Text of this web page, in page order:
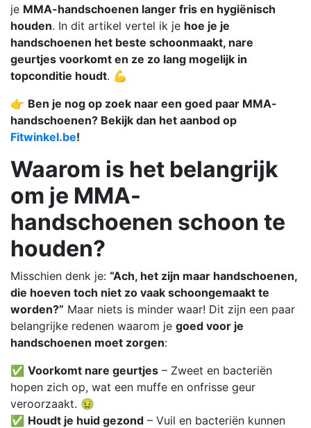
je MMA-handschoenen langer fris en hygiënisch
houden. In dit artikel vertel ik je hoe je je
handschoenen het beste schoonmaakt, nare
geurtjes voorkomt en ze zo lang mogelijk in
topconditie houdt. 💪
👉 Ben je nog op zoek naar een goed paar MMA-
handschoenen? Bekijk dan het aanbod op
Fitwinkel.be!
Waarom is het belangrijk
om je MMA-
handschoenen schoon te
houden?
Misschien denk je: “Ach, het zijn maar handschoenen,
die hoeven toch niet zo vaak schoongemaakt te
worden?” Maar niets is minder waar! Dit zijn een paar
belangrijke redenen waarom je goed voor je
handschoenen moet zorgen:
✅ Voorkomt nare geurtjes – Zweet en bacteriën
hopen zich op, wat een muffe en onfrisse geur
veroorzaakt. 🤢
✅ Houdt je huid gezond – Vuil en bacteriën kunnen